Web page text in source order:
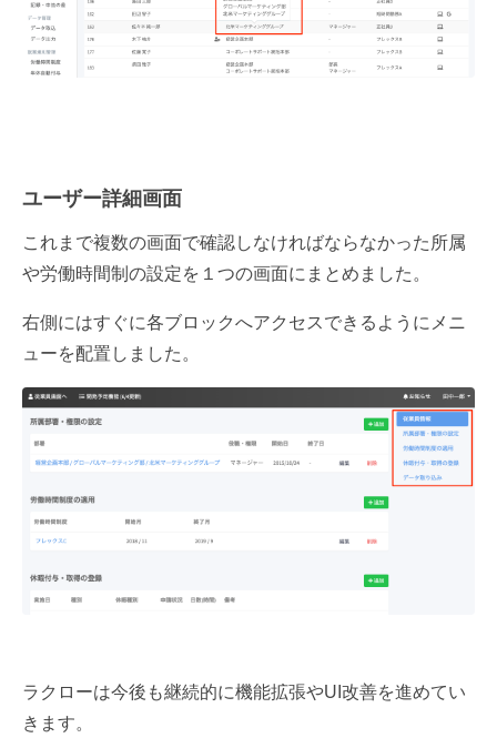
ユーザー詳細画面
これまで複数の画面で確認しなければならなかった所属
や労働時間制の設定を１つの画面にまとめました。
右側にはすぐに各ブロックへアクセスできるようにメニ
ューを配置しました。
ラクローは今後も継続的に機能拡張やUI改善を進めてい
きます。